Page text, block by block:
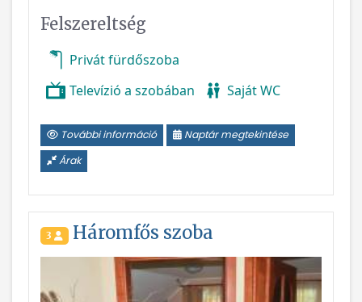
Felszereltség
Privát fürdőszoba
Televízió a szobában
Saját WC
További információ
Naptár megtekintése
Árak
3 Háromfős szoba